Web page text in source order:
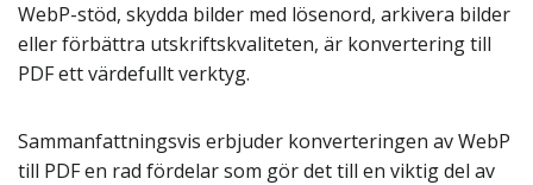
WebP-stöd, skydda bilder med lösenord, arkivera bilder
eller förbättra utskriftskvaliteten, är konvertering till
PDF ett värdefullt verktyg.
Sammanfattningsvis erbjuder konverteringen av WebP
till PDF en rad fördelar som gör det till en viktig del av